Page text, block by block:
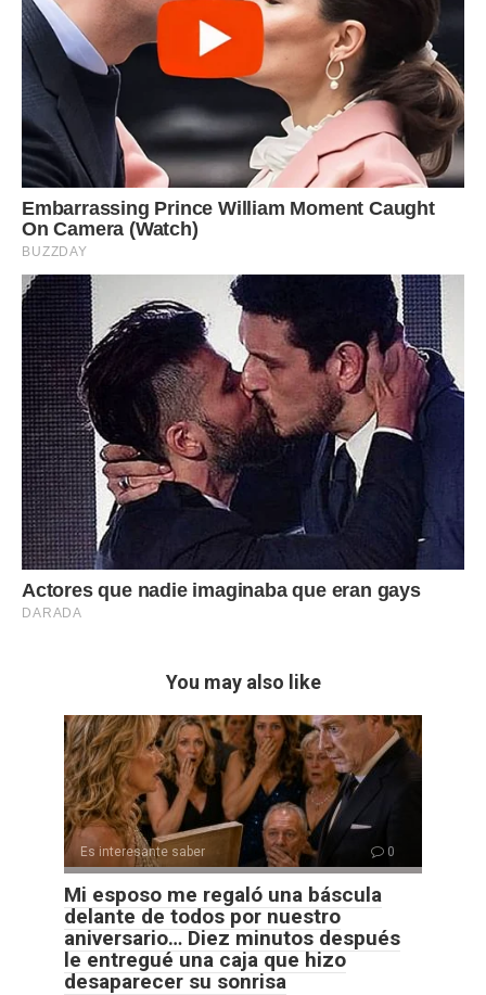
You may also like
Es interesante saber 0
Mi esposo me regaló una báscula
delante de todos por nuestro
aniversario… Diez minutos después
le entregué una caja que hizo
desaparecer su sonrisa